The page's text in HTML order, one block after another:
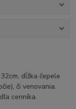
dĺžka čepele
či venovania.
cenníka.